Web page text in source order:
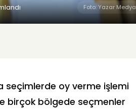
Foto: Yazar Medya
seçimlerde oy verme işlemi
birçok bölgede seçmenler